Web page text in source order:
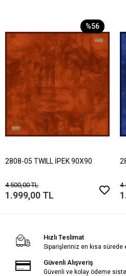
%56
2808-05 TWILL İPEK 90X90
4.500,00 TL
1.999,00 TL
Hızlı Teslimat
Siparişleriniz en kısa sürede
Güvenli Alışveriş
Güvenli ve kolay ödeme